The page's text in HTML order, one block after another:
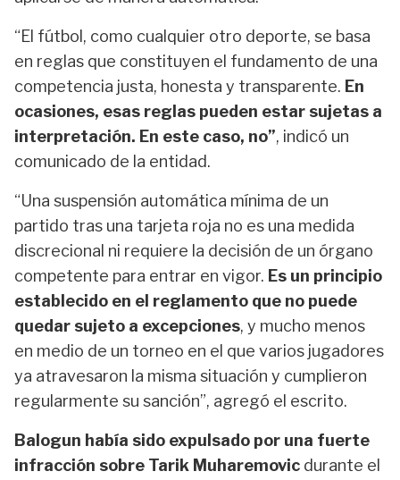
“El fútbol, como cualquier otro deporte, se basa
en reglas que constituyen el fundamento de una
competencia justa, honesta y transparente. En
ocasiones, esas reglas pueden estar sujetas a
interpretación. En este caso, no”, indicó un
comunicado de la entidad.
“Una suspensión automática mínima de un
partido tras una tarjeta roja no es una medida
discrecional ni requiere la decisión de un órgano
competente para entrar en vigor. Es un principio
establecido en el reglamento que no puede
quedar sujeto a excepciones, y mucho menos
en medio de un torneo en el que varios jugadores
ya atravesaron la misma situación y cumplieron
regularmente su sanción”, agregó el escrito.
Balogun había sido expulsado por una fuerte
infracción sobre Tarik Muharemovic durante el